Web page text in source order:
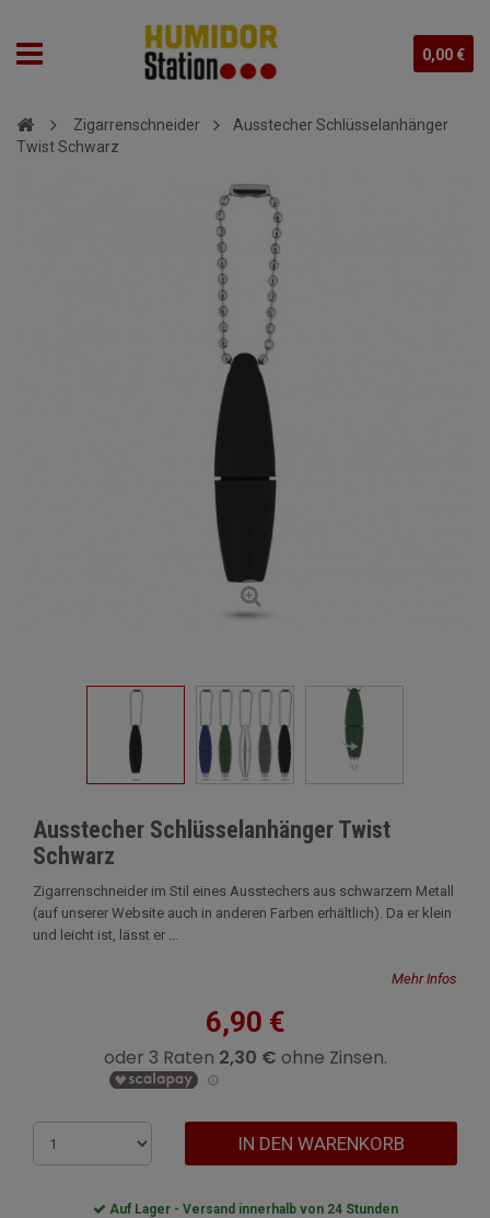
0,00 €
Zigarrenschneider
Ausstecher Schlüsselanhänger
Twist Schwarz
Ausstecher Schlüsselanhänger Twist
Schwarz
Zigarrenschneider im Stil eines Ausstechers aus schwarzem Metall
(auf unserer Website auch in anderen Farben erhältlich). Da er klein
und leicht ist, lässt er ...
Mehr Infos
6,90 €
IN DEN WARENKORB
Auf Lager - Versand innerhalb von 24 Stunden